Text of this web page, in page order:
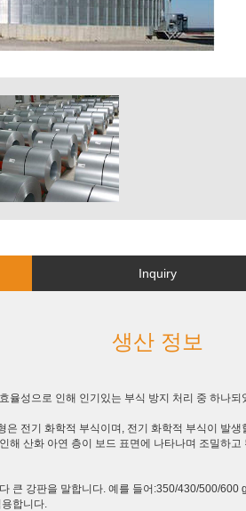
Inquiry
생산 정보
율성으로 인해 인기있는 부식 방지 처리 중 하나되
은 전기 화학적 부식이며, 전기 화학적 부식이 발
해 산화 아연 층이 보드 표면에 나타나며 조밀하
큰 강판을 말합니다. 예를 들어:350/430/500/600
합니다.